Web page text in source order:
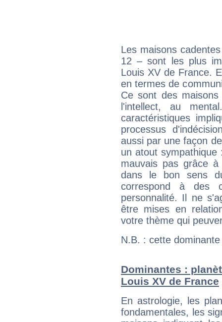
Les maisons
12 – sont les plus
Louis XV de France.
en termes de
Ce sont des
l'intellect, au
caractéristiques
processus
aussi par une façon
un atout
mauvais pas grâce
dans le bon sens
correspond à des
personnalité. Il ne
être mises en
votre thème qui
N.B. : cette
Dominantes :
Louis XV de France
En astrologie, les
fondamentales, les